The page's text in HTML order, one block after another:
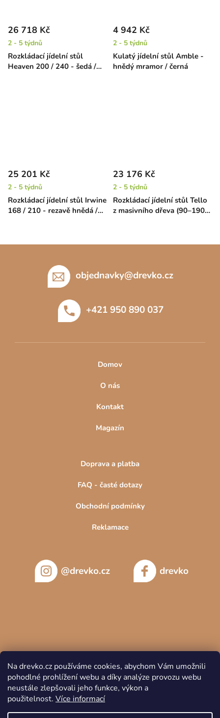
Na drevko.cz používáme cookies, abychom Vám umožnili
pohodlné prohlížení webu a díky analýze provozu webu
neustále zlepšovali jeho funkce, výkon a
použitelnost. Více informací
Rozkládací jídelní stůl
Heaven 200 / 240 - šedá /
26 718 Kč
2 - 5 týdnů
Kulatý jídelní stůl Amble -
hnědý mramor / černá
4 942 Kč
2 - 5 týdnů
Rozkládací jídelní stůl Irwine
168 / 210 - rezavě hnědá /
25 201 Kč
2 - 5 týdnů
Rozkládací jídelní stůl Tello
z masivního dřeva (90–190
23 176 Kč
2 - 5 týdnů
objednavky@drevko.cz
+421 950 890 037
Domov
O nás
Kontakt
Magazín
Doprava a platba
FAQ - časté dotazy
Obchodní podmínky
Reklamace
@drevko.cz drevko